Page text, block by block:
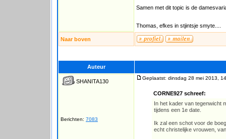
Samen met dit topic is de
Thomas, efkes in stjintsje smyte....
Naar boven
Auteur
SHANITA130
Berichten: 7083
Geplaatst: dinsdag 28 mei 2013,
CORNE927 schreef:
In het kader van tegenwicht
tijdens een 1e date.
Ik zal een schot voor de
echt christelijke vrouwen,